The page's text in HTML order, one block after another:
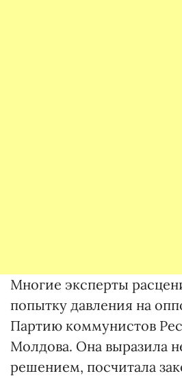
Многие эксперты
попытку давления на
Партию коммунистов
Молдова. Она выразила
решением, посчитала